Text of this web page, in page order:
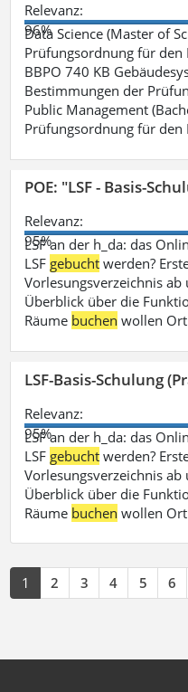
Relevanz:
96%
Data Science (Master of
Prüfungsordnung für den
BBPO 740 KB
Bestimmungen der
Public Management
Prüfungsordnung für den
POE: "LSF - Basis-
Relevanz:
95%
LSF an der h_da: das
LSF gebucht werden?
Vorlesungsverzeichnis
Überblick über die
Räume buchen wollen
LSF-Basis-Schulung
Relevanz:
95%
LSF an der h_da: das
LSF gebucht werden?
Vorlesungsverzeichnis
Überblick über die
Räume buchen wollen
1 2 3 4 5 6